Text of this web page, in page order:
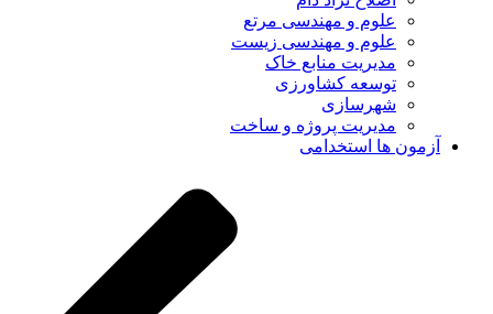
علوم و مهندسی مرتع
علوم و مهندسی زیست
مدیریت منابع خاک
توسعه کشاورزی
شهرسازی
مدیریت پروژه و ساخت
آزمون ها استخدامی